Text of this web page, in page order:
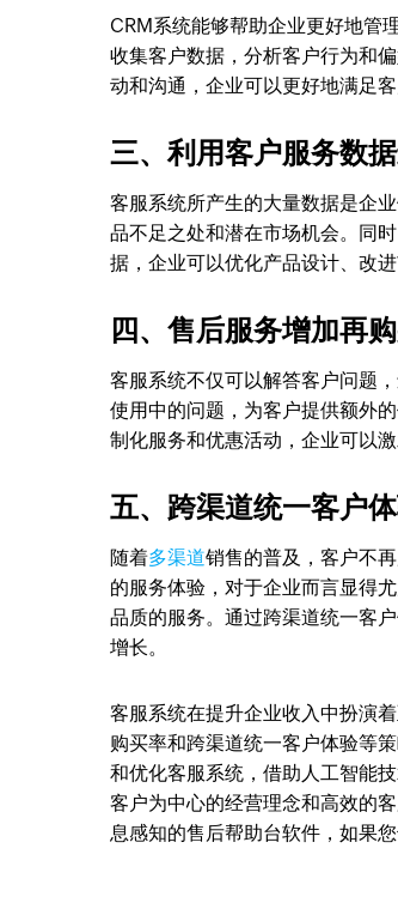
CRM系统能够帮助企业更好地管
收集客户数据，分析客户行为和
动和沟通，企业可以更好地满足
三、利用客户服务数
客服系统所产生的大量数据是企
品不足之处和潜在市场机会。同
据，企业可以优化产品设计、改
四、售后服务增加再
客服系统不仅可以解答客户问题
使用中的问题，为客户提供额外
制化服务和优惠活动，企业可以
五、跨渠道统一客户
随着多渠道销售的普及，客户不
的服务体验，对于企业而言显得
品质的服务。通过跨渠道统一客
增长。
客服系统在提升企业收入中扮演
购买率和跨渠道统一客户体验等
和优化客服系统，借助人工智能
客户为中心的经营理念和高效的
息感知的售后帮助台软件，如果